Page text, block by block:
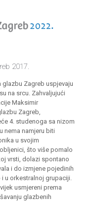
2017.
Zagreb uspjevaju
na srcu. Zahvaljujući
Maksimir
Zagreb,
4. studenoga sa nizom
nema namjeru biti
u svojim
što više pomalo
vrsti, dolazi spontano
i do izmjene pojedinih
u orkestralnoj grupaciji.
usmjereni prema
glazbenih